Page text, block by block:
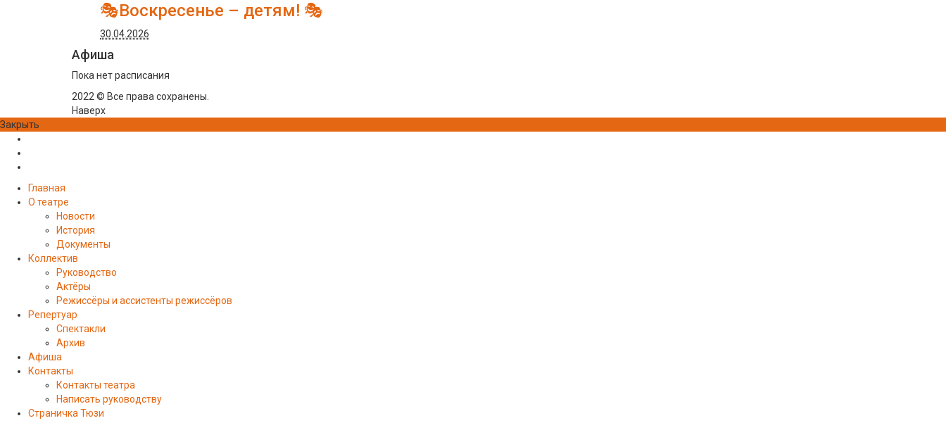
🎭Воскресенье – детям! 🎭
30.04.2026
Афиша
Пока нет расписания
2022 © Все права сохранены.
Наверх
Закрыть
Главная
О театре
Новости
История
Документы
Коллектив
Руководство
Актёры
Режиссёры и ассистенты режиссёров
Репертуар
Спектакли
Архив
Афиша
Контакты
Контакты театра
Написать руководству
Страничка Тюзи